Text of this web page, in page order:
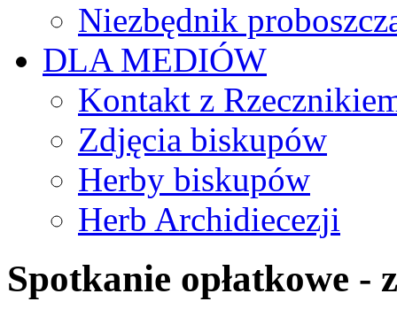
Niezbędnik
DLA MEDIÓW
Kontakt z
Zdjęcia biskupów
Herby biskupów
Herb Archidiecezji
Spotkanie opłatkowe -